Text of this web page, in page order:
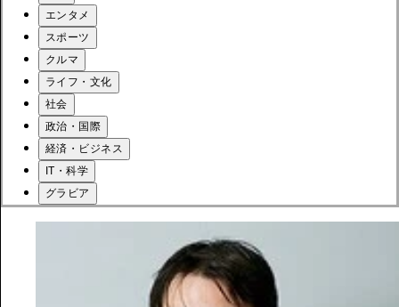
エンタメ
スポーツ
クルマ
ライフ・文化
社会
政治・国際
経済・ビジネス
IT・科学
グラビア